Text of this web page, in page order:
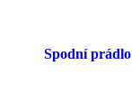
Spodní prádlo